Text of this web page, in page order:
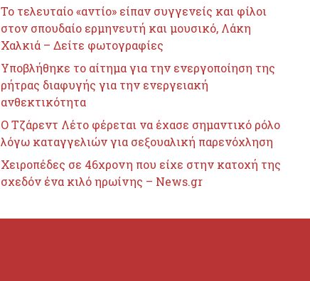
Το τελευταίο «αντίο» είπαν συγγενείς και φίλοι
στον σπουδαίο ερμηνευτή και μουσικό, Λάκη
Χαλκιά – Δείτε φωτογραφίες
Υποβλήθηκε το αίτημα για την ενεργοποίηση της
ρήτρας διαφυγής για την ενεργειακή
ανθεκτικότητα
Ο Τζάρεντ Λέτο φέρεται να έχασε σημαντικό ρόλο
λόγω καταγγελιών για σεξουαλική παρενόχληση
Χειροπέδες σε 46χρονη που είχε στην κατοχή της
σχεδόν ένα κιλό ηρωίνης – News.gr